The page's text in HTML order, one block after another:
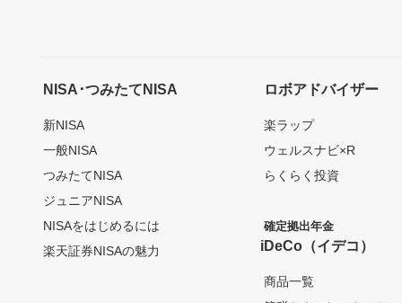
NISA･つみたてNISA
新NISA
一般NISA
つみたてNISA
ジュニアNISA
NISAをはじめるには
楽天証券NISAの魅力
ロボアドバイザー
楽ラップ
ウェルスナビ×R
らくらく投資
確定拠出年金
iDeCo（イデコ）
商品一覧